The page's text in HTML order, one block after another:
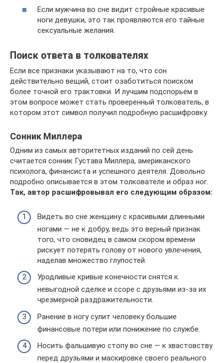
Если мужчина во сне видит стройные красивые
ноги девушки, это так проявляются его тайные
сексуальные желания.
Поиск ответа в толкователях
Если все признаки указывают на то, что сон
действительно вещий, стоит озаботиться поиском
более точной его трактовки. И лучшим подспорьем в
этом вопросе может стать проверенный толкователь, в
котором этот символ получил подробную расшифровку.
Сонник Миллера
Одним из самых авторитетных изданий по сей день
считается сонник Густава Миллера, американского
психолога, финансиста и успешного деятеля. Довольно
подробно описывается в этом толкователе и образ ног.
Так, автор расшифровывал его следующим образом:
Видеть во сне женщину с красивыми длинными
ногами — не к добру, ведь это верный признак
того, что сновидец в самом скором времени
рискует потерять голову от нового увлечения,
наделав множество глупостей.
Уродливые кривые конечности снятся к
невыгодной сделке и ссоре с друзьями из-за их
чрезмерной раздражительности.
Ранение в ногу сулит человеку большие
финансовые потери или понижение по службе.
Носить фальшивую стопу во сне — к хвастовству
перед друзьями и маскировке своего реального